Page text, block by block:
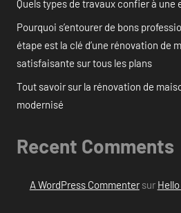
Quels types de travaux confier à une
Pourquoi s’entourer de bons
étape est la clé d’une rénovation de
satisfaisante sur tous les plans
Tout savoir sur la rénovation de
modernisé
Recent Comments
A WordPress Commentersur